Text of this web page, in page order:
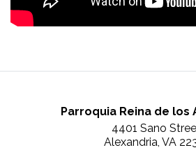
Parroquia Reina de los
4401 Sano
Alexandria, VA